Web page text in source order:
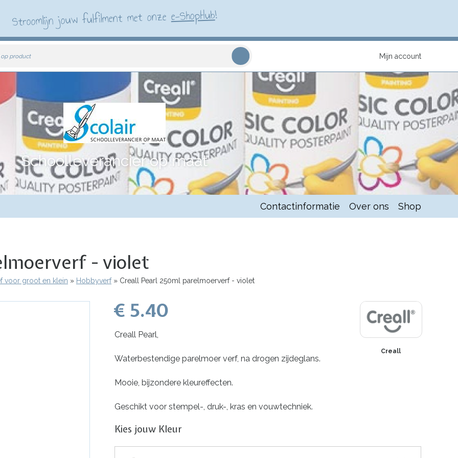
Stroomlijn jouw fulfilment met onzee-ShopHub!
op product Mijn account
Schoolleverancier op maat
Contactinformatie Over ons Shop
- violet
voor groot en klein Hobbyverf Creall Pearl 250ml parelmoerverf - violet
Creall
€ 5.40
Creall Pearl,
Waterbestendige parelmoer verf, na drogen zijdeglans.
Mooie, bijzondere kleureffecten.
Geschikt voor stempel-, druk-, kras en vouwtechniek.
Kies jouw Kleur